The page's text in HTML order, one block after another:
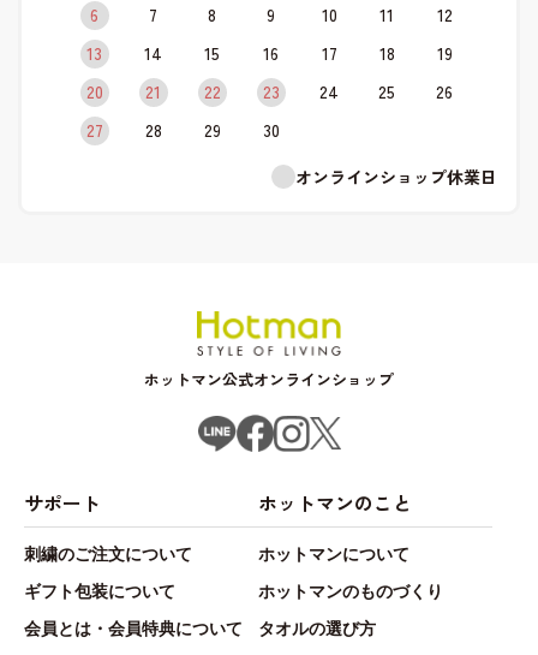
6
7 8 9 10 11
12
13
14 15 16 17 18
19
20
21 22 23 24 25
26
27
28 29
30
オンラインショップ休業日
ホットマン公式オンラインショップ
サポート
刺繍のご注文について
ギフト包装について
会員とは・会員特典について
ホットマンのこと
ホットマンについて
ホットマンのものづくり
タオルの選び方